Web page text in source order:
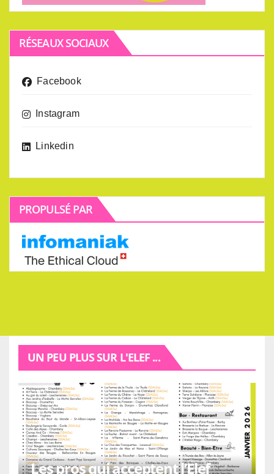
RÉSEAUX SOCIAUX
Facebook
Instagram
Linkedin
PROPULSÉ PAR
UN PEU PLUS SUR L'ELEF ...
Les pros qui acceptent l’Elef